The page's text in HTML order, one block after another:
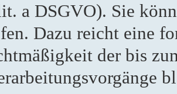
a DSGVO). Sie
Dazu reicht eine
der bis